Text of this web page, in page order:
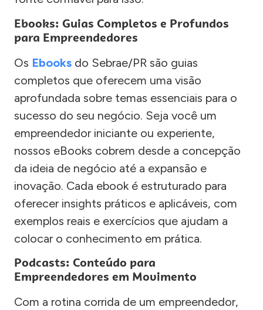
Ebooks: Guias Completos e Profundos
para Empreendedores
Os Ebooks do Sebrae/PR são guias
completos que oferecem uma visão
aprofundada sobre temas essenciais para o
sucesso do seu negócio. Seja você um
empreendedor iniciante ou experiente,
nossos eBooks cobrem desde a concepção
da ideia de negócio até a expansão e
inovação. Cada ebook é estruturado para
oferecer insights práticos e aplicáveis, com
exemplos reais e exercícios que ajudam a
colocar o conhecimento em prática.
Podcasts: Conteúdo para
Empreendedores em Movimento
Com a rotina corrida de um empreendedor,